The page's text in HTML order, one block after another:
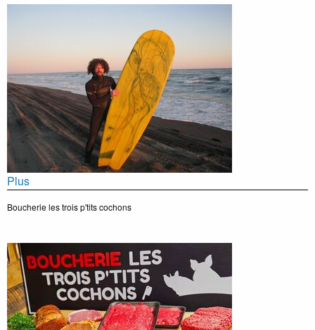
Plus
Boucherie les trois p'tits cochons